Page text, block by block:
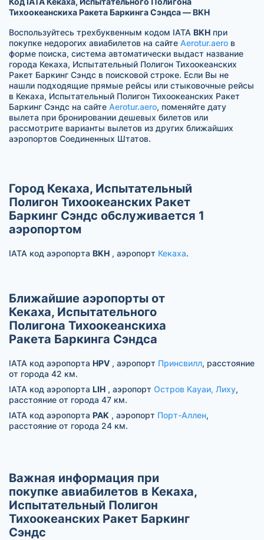
Тихоокеанскиха Ракета Баркинга Сэндса — BKH
Воспользуйтесь трехбуквенным кодом IATA BKH при
покупке недорогих авиабилетов на сайте Aerotur.aero в
форме поиска, система автоматически выдаст название
города Кекаха, Испытательный Полигон Тихоокеанских
Ракет Баркинг Сэндс в поисковой строке. Если Вы не
нашли подходящие прямые рейсы или стыковочные рейсы
в Кекаха, Испытательный Полигон Тихоокеанских Ракет
Баркинг Сэндс на сайте Aerotur.aero, поменяйте дату
вылета при бронировании дешевых билетов или
рассмотрите варианты вылетов из других ближайших
аэропортов Соединенных Штатов.
Город Кекаха, Испытательный
Полигон Тихоокеанских Ракет
Баркинг Сэндс обслуживается 1
аэропортом
IATA код аэропорта BKH , аэропорт Кекаха.
Ближайшие аэропорты от
Кекаха, Испытательного
Полигона Тихоокеанскиха
Ракета Баркинга Сэндса
IATA код аэропорта HPV , аэропорт Принсвилл, расстояние
от города 42 км.
IATA код аэропорта LIH , аэропорт Остров Кауаи, Лиху,
расстояние от города 47 км.
IATA код аэропорта PAK , аэропорт Порт-Аллен,
расстояние от города 24 км.
Важная информация при
покупке авиабилетов в Кекаха,
Испытательный Полигон
Тихоокеанских Ракет Баркинг
Сэндс